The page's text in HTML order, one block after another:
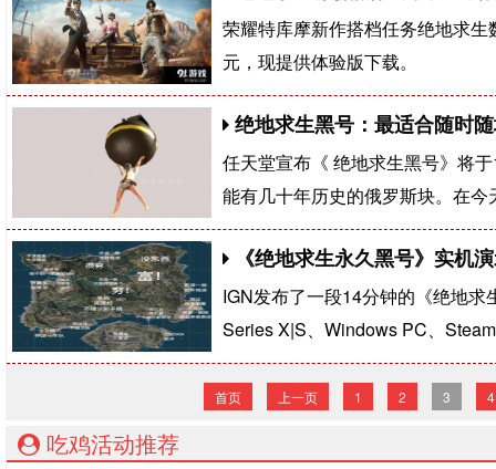
荣耀特库摩新作搭档任务绝地求
元，现提供体验版下载。
绝地求生黑号：最适合随时
任天堂宣布《 绝地求生黑号》将
能有几十年历史的俄罗斯块。在
《绝地求生永久黑号​》实机
IGN发布了一段14分钟的《绝地
Series X|S、Windows PC、
首页 上一页 1 2 3 4
吃鸡活动推荐